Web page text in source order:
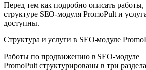
Перед тем как подробно описать работы,
структуре SEO-модуля PromoPult и
доступны.
Структура и услуги в SEO-модуле
Работы по продвижению в SEO-модуле
PromoPult структурированы в три